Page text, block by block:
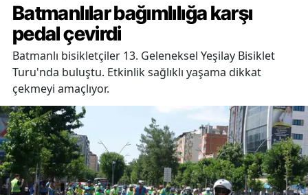
Batmanlılar bağımlılığa karşı
pedal çevirdi
Batmanlı bisikletçiler 13. Geleneksel Yeşilay Bisiklet
Turu'nda buluştu. Etkinlik sağlıklı yaşama dikkat
çekmeyi amaçlıyor.